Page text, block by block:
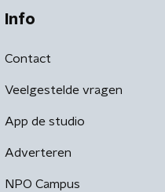
Info
Contact
Veelgestelde vragen
App de studio
Adverteren
NPO Campus